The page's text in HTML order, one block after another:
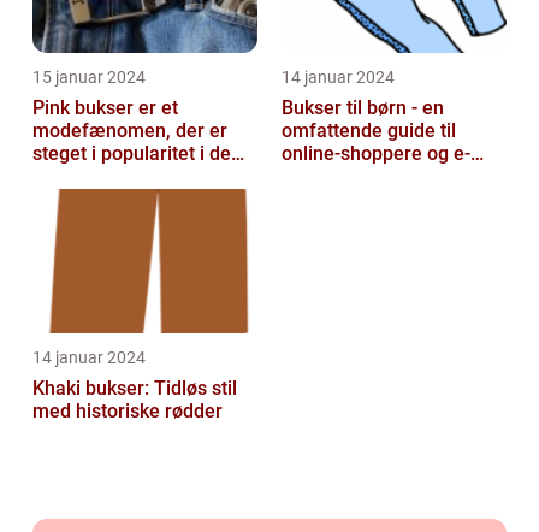
15 januar 2024
Pink bukser er et
modefænomen, der er
steget i popularitet i de
14 januar 2024
Bukser til børn - en
omfattende guide til
online-shoppere og e-
14 januar 2024
Khaki bukser: Tidløs stil
med historiske rødder